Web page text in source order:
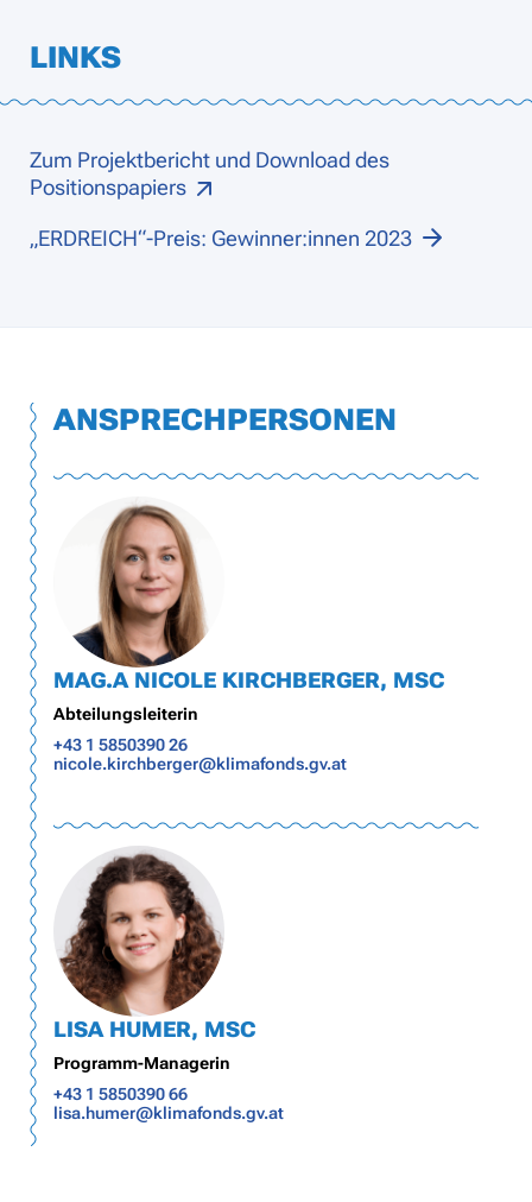
LINKS
Zum Projektbericht und Download des
Positionspapiers
„ERDREICH“-Preis: Gewinner:innen 2023
ANSPRECHPERSONEN
MAG.A NICOLE KIRCHBERGER, MSC
Abteilungsleiterin
+43 1 5850390 26
nicole.kirchberger@klimafonds.gv.at
LISA HUMER, MSC
Programm-Managerin
+43 1 5850390 66
lisa.humer@klimafonds.gv.at